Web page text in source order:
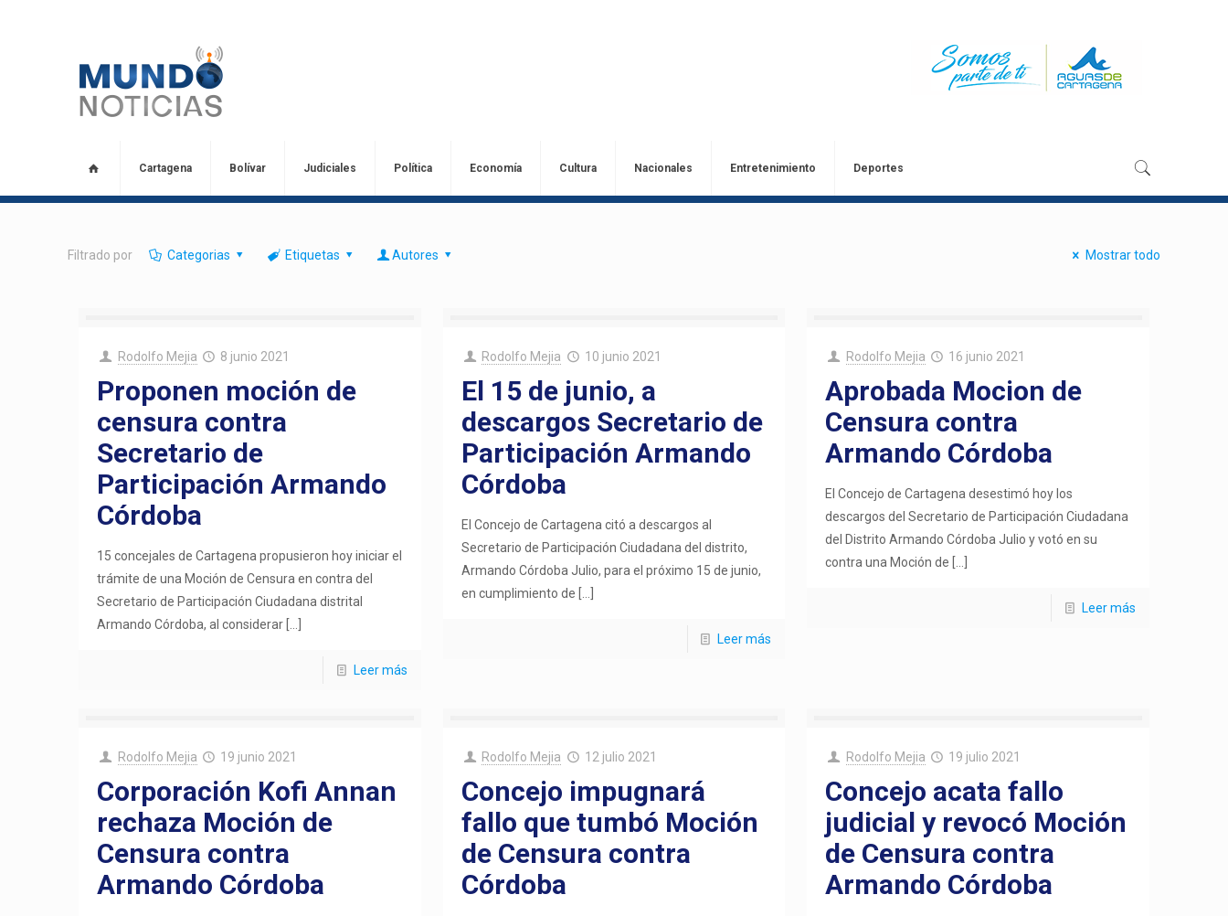
Cartagena Bolívar Judiciales Política Economía Cultura Nacionales Entretenimiento Deportes
Filtrado por Categorias Etiquetas Autores Mostrar todo
Rodolfo Mejia 8 junio 2021
Proponen moción de
censura contra
Secretario de
Participación Armando
Córdoba
15 concejales de Cartagena propusieron hoy iniciar el
trámite de una Moción de Censura en contra del
Secretario de Participación Ciudadana distrital
Armando Córdoba, al considerar
Leer más
Rodolfo Mejia 10 junio 2021
El 15 de junio, a
descargos Secretario de
Participación Armando
Córdoba
El Concejo de Cartagena citó a descargos al
Secretario de Participación Ciudadana del distrito,
Armando Córdoba Julio, para el próximo 15 de junio,
en cumplimiento de
Leer más
Rodolfo Mejia 16 junio 2021
Aprobada Mocion de
Censura contra
Armando Córdoba
El Concejo de Cartagena desestimó hoy los
descargos del Secretario de Participación Ciudadana
del Distrito Armando Córdoba Julio y votó en su
contra una Moción de
Leer más
Rodolfo Mejia 19 junio 2021
Corporación Kofi Annan
rechaza Moción de
Censura contra
Armando Córdoba
Rodolfo Mejia 12 julio 2021
Concejo impugnará
fallo que tumbó Moción
de Censura contra
Córdoba
Rodolfo Mejia 19 julio 2021
Concejo acata fallo
judicial y revocó Moción
de Censura contra
Armando Córdoba